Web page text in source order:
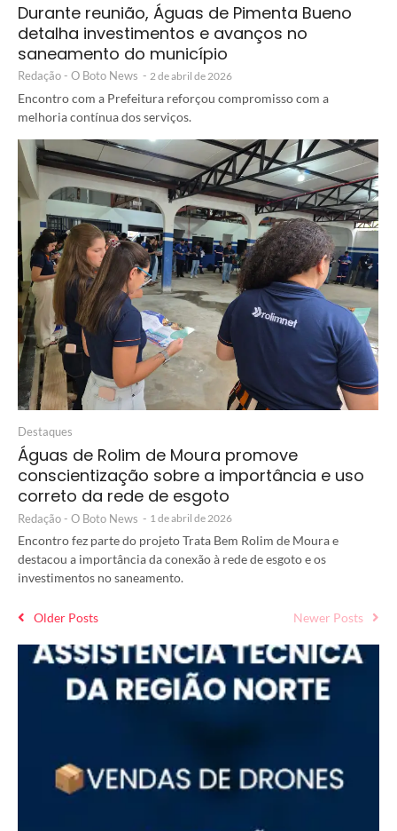
Durante reunião, Águas de Pimenta Bueno
detalha investimentos e avanços no
saneamento do município
Redação - O Boto News - 2 de abril de 2026
Encontro com a Prefeitura reforçou compromisso com a
melhoria contínua dos serviços.
Destaques
Águas de Rolim de Moura promove
conscientização sobre a importância e uso
correto da rede de esgoto
Redação - O Boto News - 1 de abril de 2026
Encontro fez parte do projeto Trata Bem Rolim de Moura e
destacou a importância da conexão à rede de esgoto e os
investimentos no saneamento.
Older Posts Newer Posts